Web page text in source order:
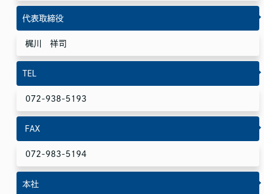
のいずれかに該当する場合を除き、個人情報を第三者に開示いた
しません。
・お客さまが希望されるサービスを行なうために当社が業務を委
託する業者に対して開示する場合
個人情報の安全対策
当社は、個人情報の正確性及び安全性確保のために、セキュリテ
ィに万全の対策を講じています。
ご本人の照会
きます。
代表取締役
梶川 祥司
TEL
072-938-5193
FAX
072-983-5194
本社